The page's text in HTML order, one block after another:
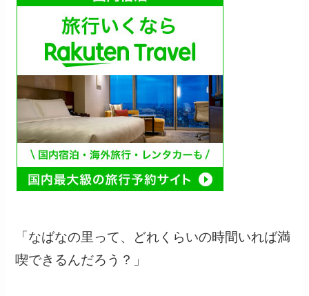
「なばなの里って、どれくらいの時間いれば満
喫できるんだろう？」